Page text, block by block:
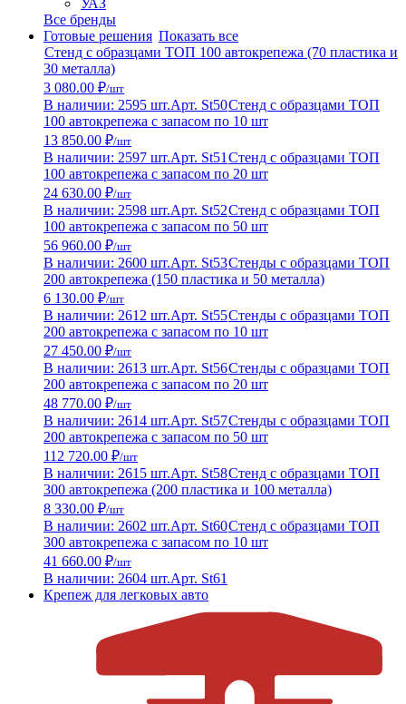
Все бренды
Готовые решения Показать все
Стенд с образцами ТОП 100 автокрепежа (70 пластика и
30 металла)
3 080.00 ₽/шт
В наличии: 2595 шт.Арт. St50Стенд с образцами ТОП
100 автокрепежа с запасом по 10 шт
13 850.00 ₽/шт
В наличии: 2597 шт.Арт. St51 Стенд с образцами ТОП
100 автокрепежа с запасом по 20 шт
24 630.00 ₽/шт
В наличии: 2598 шт.Арт. St52Стенд с образцами ТОП
100 автокрепежа с запасом по 50 шт
56 960.00 ₽/шт
В наличии: 2600 шт.Арт. St53Стенды с образцами ТОП
200 автокрепежа (150 пластика и 50 металла)
6 130.00 ₽/шт
В наличии: 2612 шт.Арт. St55Стенды с образцами ТОП
200 автокрепежа с запасом по 10 шт
27 450.00 ₽/шт
В наличии: 2613 шт.Арт. St56Стенды с образцами ТОП
200 автокрепежа с запасом по 20 шт
48 770.00 ₽/шт
В наличии: 2614 шт.Арт. St57Стенды с образцами ТОП
200 автокрепежа с запасом по 50 шт
112 720.00 ₽/шт
В наличии: 2615 шт.Арт. St58Стенд с образцами ТОП
300 автокрепежа (200 пластика и 100 металла)
8 330.00 ₽/шт
В наличии: 2602 шт.Арт. St60Стенд с образцами ТОП
300 автокрепежа с запасом по 10 шт
41 660.00 ₽/шт
В наличии: 2604 шт.Арт. St61
Крепеж для легковых авто